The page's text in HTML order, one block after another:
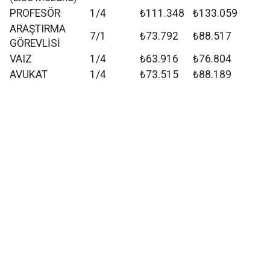
PROFESÖR
1/4 ₺111.348
₺133.059
ARAŞTIRMA
GÖREVLİSİ
7/1 ₺73.792
₺88.517
VAIZ
1/4 ₺63.916
₺76.804
AVUKAT
1/4 ₺73.515 ₺88.189